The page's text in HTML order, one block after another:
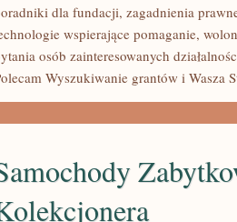
dla fundacji, zagadnienia
wspierające pomaganie,
osób zainteresowanych
Wyszukiwanie grantów i Wasza